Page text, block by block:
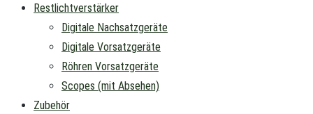
Restlichtverstärker
Digitale Nachsatzgeräte
Digitale Vorsatzgeräte
Röhren Vorsatzgeräte
Scopes (mit Absehen)
Zubehör